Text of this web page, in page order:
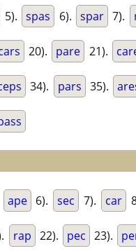
5). spas 6). spar 7).
20). pare 21).
34). pars 35).
ape 6). sec 7). car
rap 22). pec 23).